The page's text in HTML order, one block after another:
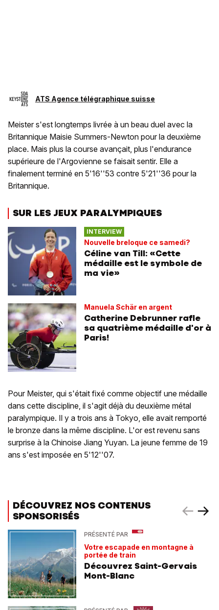
ATS Agence télégraphique suisse
Meister s'est longtemps livrée à un beau duel avec la
Britannique Maisie Summers-Newton pour la deuxième
place. Mais plus la course avançait, plus l'endurance
supérieure de l'Argovienne se faisait sentir. Elle a
finalement terminé en 5'16''53 contre 5'21''36 pour la
Britannique.
SUR LES JEUX PARALYMPIQUES
INTERVIEW
Nouvelle breloque ce samedi?
Céline van Till: «Cette
médaille est le symbole de
ma vie»
Manuela Schär en argent
Catherine Debrunner rafle
sa quatrième médaille d'or à
Paris!
Pour Meister, qui s'était fixé comme objectif une médaille
dans cette discipline, il s'agit déjà du deuxième métal
paralympique. Il y a trois ans à Tokyo, elle avait remporté
le bronze dans la même discipline. L'or est revenu sans
surprise à la Chinoise Jiang Yuyan. La jeune femme de 19
ans s'est imposée en 5'12''07.
DÉCOUVREZ NOS CONTENUS
SPONSORISÉS
PRÉSENTÉ PAR
Votre escapade en montagne à
portée de train
Découvrez Saint-Gervais
Mont-Blanc